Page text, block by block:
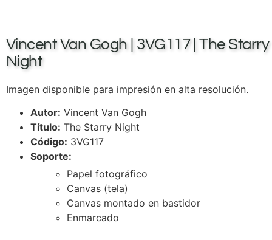
Vincent Van Gogh | 3VG117 | The Starry
Night
Imagen disponible para impresión en alta resolución.
Autor: Vincent Van Gogh
Título: The Starry Night
Código: 3VG117
Soporte:
Papel fotográfico
Canvas (tela)
Canvas montado en bastidor
Enmarcado